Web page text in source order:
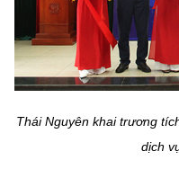
Thái Nguyên khai trương
dịch